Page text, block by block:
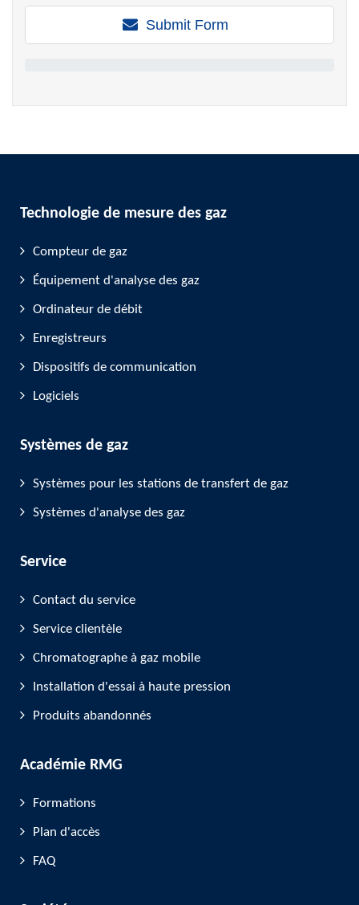
Submit Form
Technologie de mesure des gaz
Compteur de gaz
Équipement d'analyse des gaz
Ordinateur de débit
Enregistreurs
Dispositifs de communication
Logiciels
Systèmes de gaz
Systèmes pour les stations de transfert de gaz
Systèmes d'analyse des gaz
Service
Contact du service
Service clientèle
Chromatographe à gaz mobile
Installation d'essai à haute pression
Produits abandonnés
Académie RMG
Formations
Plan d'accès
FAQ